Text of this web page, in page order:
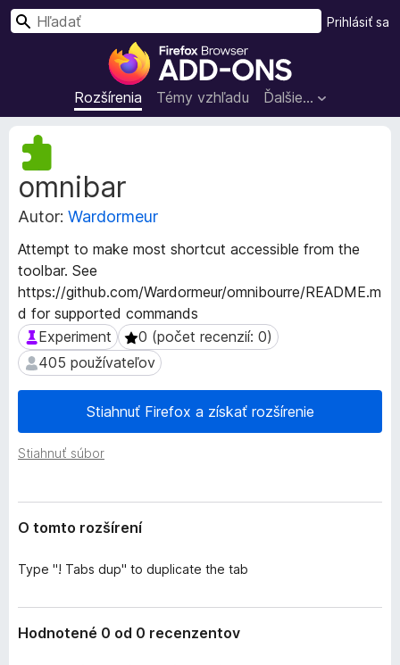
D
o
p
l
e
r
h
l
a
d
a
i
f
x
Rozšírenia Témy vzhľadu Ďalšie…
Prihlásiť sa
H
omnibar
Autor: Wardormeur
Attempt to make most shortcut accessible from the
toolbar. See
https://github.com/Wardormeur/omnibourre/README.m
d for supported commands
Experiment
Experiment 0 (počet recenzií: 0)
0 (počet recenzií: 0)
405 používateľov
405 používateľov
Stiahnuť Firefox a získať rozšírenie
Stiahnuť súbor
M
e
t
a
d
t
a
r
o
z
š
í
r
a
O tomto rozšírení
Type "! Tabs dup" to duplicate the tab
Hodnotené 0 od 0 recenzentov